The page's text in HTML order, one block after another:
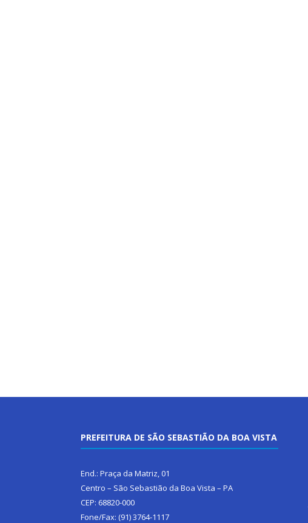
PREFEITURA DE SÃO SEBASTIÃO DA BOA VISTA
End.: Praça da Matriz, 01
Centro – São Sebastião da Boa Vista – PA
CEP: 68820-000
Fone/Fax: (91) 3764-1117